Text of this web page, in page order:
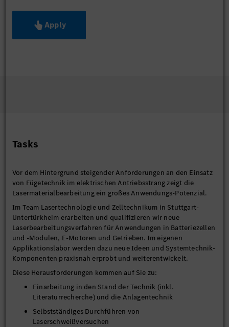
Apply
Tasks
Vor dem Hintergrund steigender Anforderungen an den Einsatz
von Fügetechnik im elektrischen Antriebsstrang zeigt die
Lasermaterialbearbeitung ein großes Anwendungs-Potenzial.
Im Team Lasertechnologie und Zelltechnikum in Stuttgart-
Untertürkheim erarbeiten und qualifizieren wir neue
Laserbearbeitungsverfahren für Anwendungen in Batteriezellen
und -Modulen, E-Motoren und Getrieben. Im eigenen
Applikationslabor werden dazu neue Ideen und Systemtechnik-
Komponenten praxisnah erprobt und weiterentwickelt.
Diese Herausforderungen kommen auf Sie zu:
Einarbeitung in den Stand der Technik (inkl.
Literaturrecherche) und die Anlagentechnik
Selbstständiges Durchführen von
Laserschweißversuchen